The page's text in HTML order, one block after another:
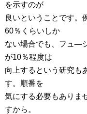
を示すのが
良いということです。
60％くらいしか
ない場合でも、フュ―
が10％程度は
向上するという研究も
す。順番を
気にする必要もありま
すから。